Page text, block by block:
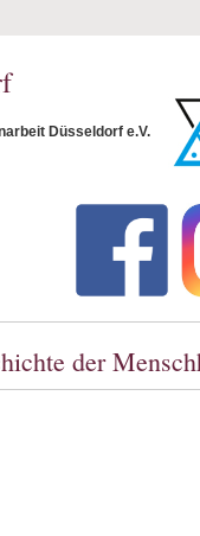
Düsseldorf e.V.
der